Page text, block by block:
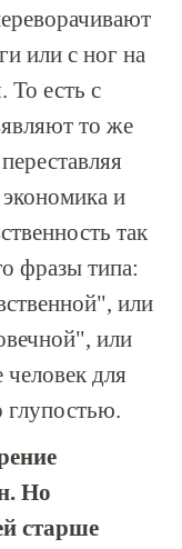
или с ног на
То есть с
то же
и
так
фразы типа:
или
или
для
глупостью.
Но
старше